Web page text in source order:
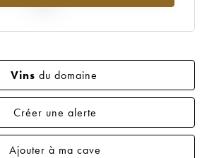
Vins du domaine
Créer une alerte
Ajouter à ma cave